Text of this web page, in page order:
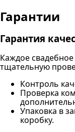
Гарантии
Гарантия
Каждое
тщательную
Контроль
Проверка
Упаковка в
коробку.